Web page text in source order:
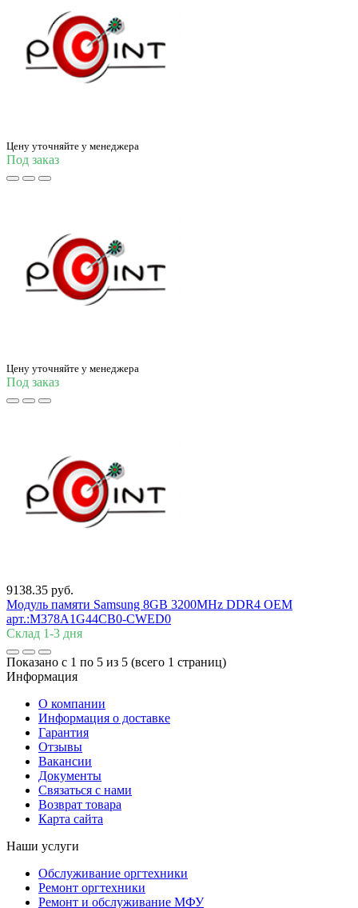
Цену уточняйте у менеджера
Под заказ
Цену уточняйте у менеджера
Под заказ
9138.35 руб.
Модуль памяти Samsung 8GB 3200MHz DDR4 OEM
арт.:M378A1G44CB0-CWED0
Склад 1-3 дня
Показано с 1 по 5 из 5 (всего 1 страниц)
Информация
О компании
Информация о доставке
Гарантия
Отзывы
Вакансии
Документы
Связаться с нами
Возврат товара
Карта сайта
Наши услуги
Обслуживание оргтехники
Ремонт оргтехники
Ремонт и обслуживание МФУ